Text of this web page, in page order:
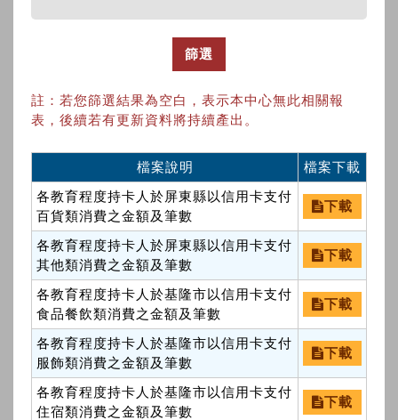
篩選
註：若您篩選結果為空白，表示本中心無此相關報
表，後續若有更新資料將持續產出。
檔案說明
檔案下載
各教育程度持卡人於屏東縣以信用卡支付
百貨類消費之金額及筆數
下載
各教育程度持卡人於屏東縣以信用卡支付
其他類消費之金額及筆數
下載
各教育程度持卡人於基隆市以信用卡支付
食品餐飲類消費之金額及筆數
下載
各教育程度持卡人於基隆市以信用卡支付
服飾類消費之金額及筆數
下載
各教育程度持卡人於基隆市以信用卡支付
住宿類消費之金額及筆數
下載